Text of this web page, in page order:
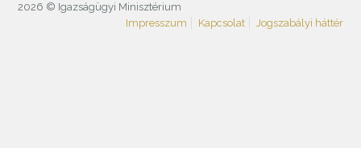
2026 © Igazságügyi Minisztérium
Impresszum
Kapcsolat Jogszabályi háttér